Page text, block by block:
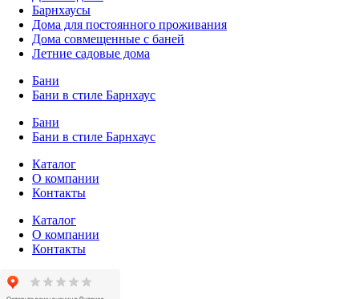
Барнхаусы
Дома для постоянного проживания
Дома совмещенные с баней
Летние садовые дома
Бани
Бани в стиле Барнхаус
Бани
Бани в стиле Барнхаус
Каталог
О компании
Контакты
Каталог
О компании
Контакты